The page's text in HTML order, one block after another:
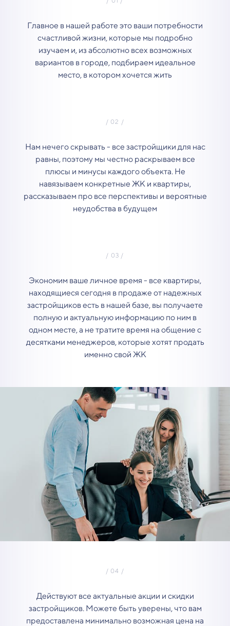
Главное в нашей работе это ваши потребности
счастливой жизни, которые мы подробно
изучаем и, из абсолютно всех возможных
вариантов в городе, подбираем идеальное
место, в котором хочется жить
Нам нечего скрывать - все застройщики для нас
равны, поэтому мы честно раскрываем все
плюсы и минусы каждого объекта. Не
навязываем конкретные ЖК и квартиры,
рассказываем про все перспективы и вероятные
неудобства в будущем
Экономим ваше личное время - все квартиры,
находящиеся сегодня в продаже от надежных
застройщиков есть в нашей базе, вы получаете
полную и актуальную информацию по ним в
одном месте, а не тратите время на общение с
десятками менеджеров, которые хотят продать
именно свой ЖК
Действуют все актуальные акции и скидки
застройщиков. Можете быть уверены, что вам
предоставлена минимально возможная цена на